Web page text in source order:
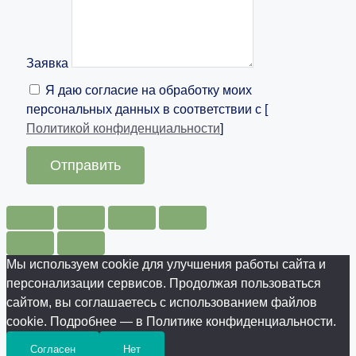
Заявка
Я даю согласие на обработку моих
персональных данных в соответствии с [
Политикой конфиденциальности]
Отправить
Мы используем cookie для улучшения работы сайта и
персонализации сервисов. Продолжая пользоваться
сайтом, вы соглашаетесь с использованием файлов
cookie. Подробнее — в Политике конфиденциальности.
Согласен Нет